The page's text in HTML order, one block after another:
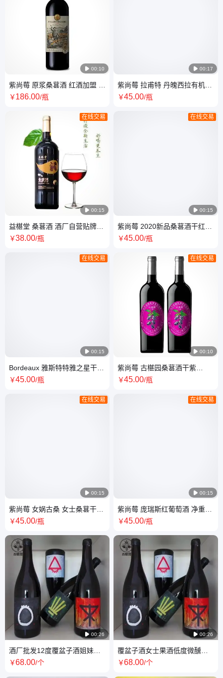
 00:10
紫尚莓 原浆桑葚酒 红酒加盟 口
感微甜 阴凉储藏
￥186.00/瓶
 00:15
在线交易
益椹堂 桑葚酒 酒厂自营贴牌加
工 桑果酒 女士低浓度果酒
￥38.00/瓶
 00:15
在线交易
Bordeaux 雅斯特特雅之星干红
葡萄酒 波尔多进口红酒
￥45.00/瓶
 00:15
在线交易
紫尚莓 女娲古桑 女士桑葚干红
酒 窖藏果酒代理
￥45.00/瓶
 00:26
酒厂批发12度覆盆子酒姐妹聚
会微醺甜酒供应 商场超市内果
￥68.00/个
 00:17
紫尚莓 拉甫特 丹魄西拉有机干
红葡萄酒 西班牙红酒
￥45.00/瓶
 00:15
在线交易
紫尚莓 2020新品桑葚酒干红原
浆红酒 低度桑果酒
￥45.00/瓶
 00:10
在线交易
紫尚莓 古椹园桑葚酒干紫
750ml桑果酒 低度数甜酒
￥45.00/瓶
 00:15
在线交易
紫尚莓 庞瑞斯红葡萄酒 净重
750ml 酒精度13.5度
￥45.00/瓶
 00:26
覆盆子酒女士果酒低度微醺甜
酒发酵187ml整箱批发送礼
￥68.00/个